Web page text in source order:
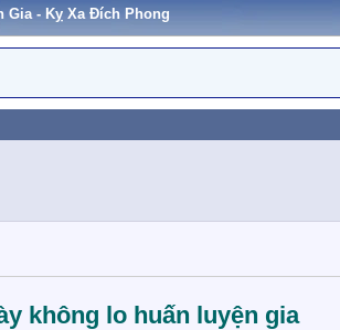
Gia - Kỵ Xa Đích Phong
không lo huấn luyện gia